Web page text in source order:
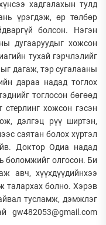
хадгалахын тулд
үрэгдэж, өр төлбөр
болсон. Нэгэн
дугааруудыг хожсон
тухай гэрчлэлийг
дагаж, тэр сугалааны
дараа надад тоглох
тоглосон бөгөөд
хожсон гэсэн
дэлгэц рүү ширтэн,
саятан болох хүртэл
Доктор Одиа надад
боломжийг олгосон. Би
авч, хүүхдүүдийнхээ
талархах болно. Хэрэв
тусламж, дэмжлэг